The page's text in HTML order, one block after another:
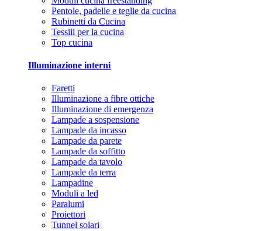
Pentole, padelle e teglie da cucina
Rubinetti da Cucina
Tessili per la cucina
Top cucina
Illuminazione interni
Faretti
Illuminazione a fibre ottiche
Illuminazione di emergenza
Lampade a sospensione
Lampade da incasso
Lampade da parete
Lampade da soffitto
Lampade da tavolo
Lampade da terra
Lampadine
Moduli a led
Paralumi
Proiettori
Tunnel solari